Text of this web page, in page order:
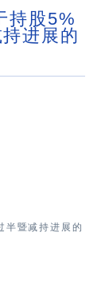
持股5%
进展的